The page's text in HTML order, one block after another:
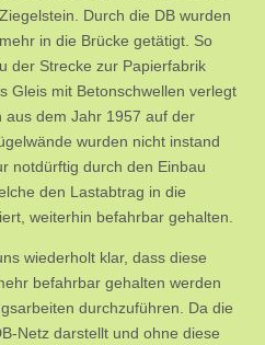
Durch die DB wurden
in die Brücke getätigt. So
der Strecke zur Papierfabrik
Gleis mit Betonschwellen verlegt
aus dem Jahr 1957 auf der
wurden nicht instand
notdürftig durch den Einbau
den Lastabtrag in die
weiterhin befahrbar gehalten.
wiederholt klar, dass diese
befahrbar gehalten werden
durchzuführen. Da die
Netz darstellt und ohne diese